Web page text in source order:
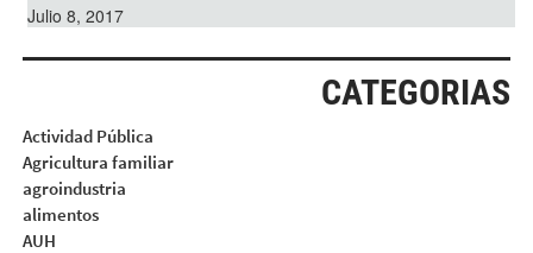
Julio 8, 2017
CATEGORIAS
Actividad Pública
Agricultura familiar
agroindustria
alimentos
AUH